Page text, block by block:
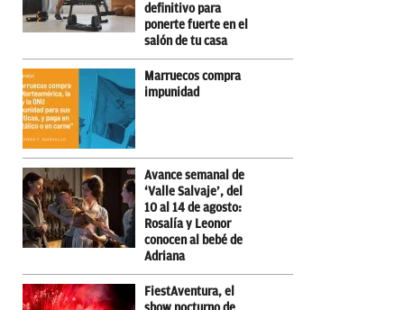
definitivo para
ponerte fuerte en el
salón de tu casa
Marruecos compra
impunidad
Avance semanal de
‘Valle Salvaje’, del
10 al 14 de agosto:
Rosalía y Leonor
conocen al bebé de
Adriana
FiestAventura, el